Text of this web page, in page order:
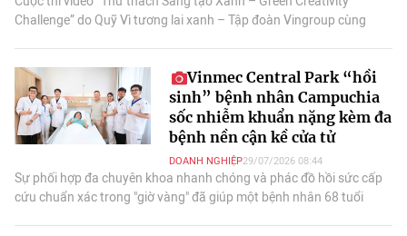
Challenge” do Quỹ Vì tương lai xanh – Tập đoàn Vingroup cùng
với chiến thắng thuộc về đội Anahata (Hà Nội).Vinmec Central Park “hồi
sinh” bệnh nhân Campuchia
sốc nhiễm khuẩn nặng kèm đa
bệnh nền cận kề cửa tử
DOANH NGHIỆP29/07/2026 08:44
Sự phối hợp đa chuyên khoa nhanh chóng và phác đồ hồi sức cấp
cứu chuẩn xác trong "giờ vàng" đã giúp một bệnh nhân 68 tuổi